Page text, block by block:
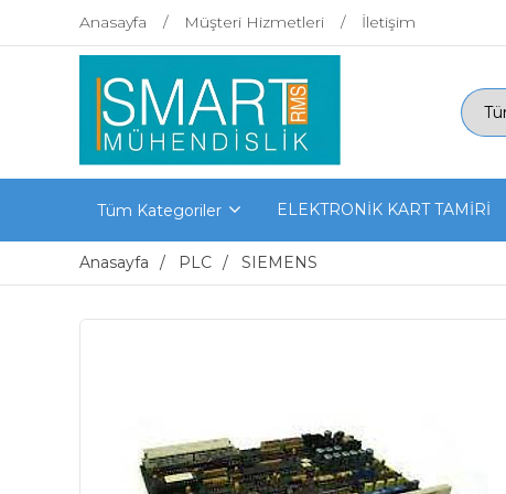
Anasayfa Müşteri Hizmetleri İletişim
Tüm Kategoriler ELEKTRONİK KART TAMİRİ
Anasayfa PLC SIEMENS